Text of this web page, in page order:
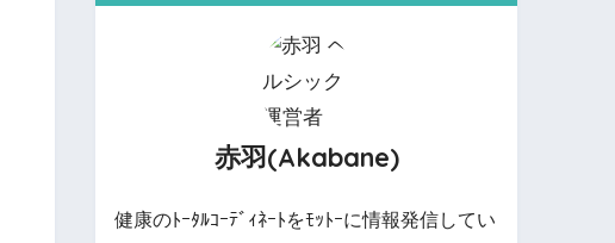
赤羽(Akabane)
健康のﾄｰﾀﾙｺｰﾃﾞｨﾈｰﾄをﾓｯﾄｰに情報発信してい